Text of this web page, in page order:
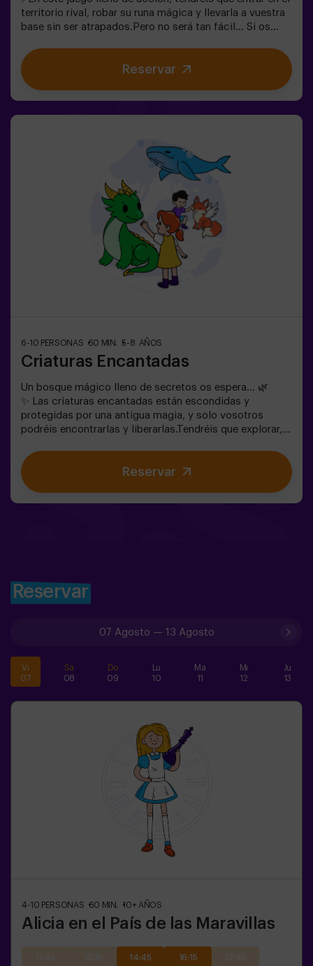
territorio rival, robar su runa mágica y llevarla a vuestra
base sin ser atrapados.Pero no será tan fácil… Si os
compañero os libere. ❄️La clave está en moverse rápido,
coordinarse y saber cuándo atacar o defender.Aquí no
solo se trata de correr, sino de jugar en equipo y tomar
Reservar
6-10 PERSONAS 60 MIN. 5-8 AÑOS
Criaturas Encantadas
Un bosque mágico lleno de secretos os espera… 🌿
✨ Las criaturas encantadas están escondidas y
protegidas por una antigua magia, y solo vosotros
podréis encontrarlas y liberarlas.Tendréis que explorar,
esconden y cómo romper los hechizos que las
mantienen atrapadas. Cada criatura es única y os
pondrá a prueba de una forma diferente.Aquí no se trata
Reservar
Reservar
07 Agosto — 13 Agosto
Vi
07
Sa
08
Do
09
Lu
10
Ma
11
Mi
12
Ju
13
4-10 PERSONAS 60 MIN. 10+ AÑOS
Alicia en el País de las Maravillas
14:45 16:15